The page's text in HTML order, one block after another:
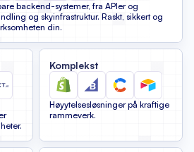
backend-systemer, fra APIer og
og skyinfrastruktur. Raskt, sikkert og
din.
Komplekst
Høyytelsesløsninger på kraftige
rammeverk.